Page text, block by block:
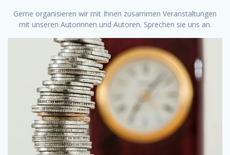
Gerne organisieren wir mit Ihnen zusammen Veranstaltungen
mit unseren Autorinnen und Autoren. Sprechen sie uns an.